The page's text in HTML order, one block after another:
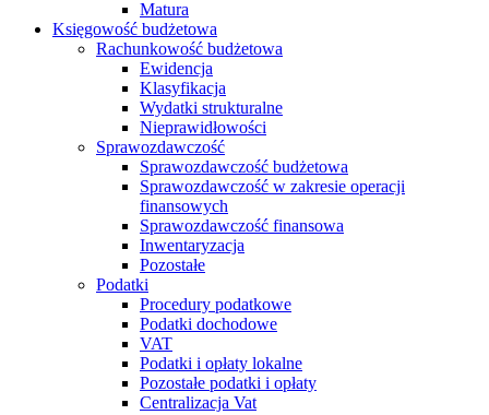
Matura
Księgowość budżetowa
Rachunkowość budżetowa
Ewidencja
Klasyfikacja
Wydatki strukturalne
Nieprawidłowości
Sprawozdawczość
Sprawozdawczość budżetowa
Sprawozdawczość w zakresie operacji
finansowych
Sprawozdawczość finansowa
Inwentaryzacja
Pozostałe
Podatki
Procedury podatkowe
Podatki dochodowe
VAT
Podatki i opłaty lokalne
Pozostałe podatki i opłaty
Centralizacja Vat